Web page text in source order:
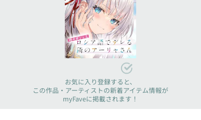
お気に入り登録すると、
この作品・アーティストの新着アイテム情報が
myFaveに掲載されます！